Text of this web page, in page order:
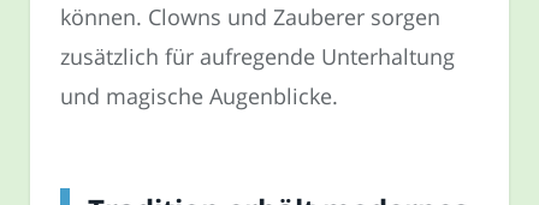
können. Clowns und Zauberer sorgen
zusätzlich für aufregende Unterhaltung
und magische Augenblicke.